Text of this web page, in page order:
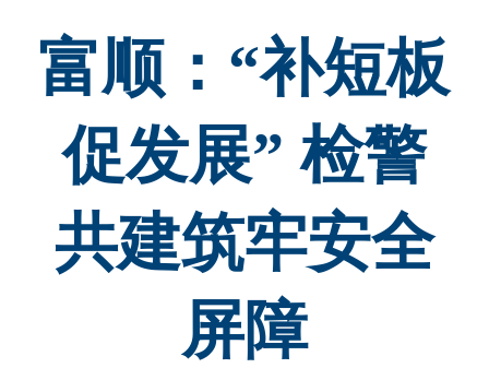
富顺：“补短板
促发展” 检警
共建筑牢安全
屏障